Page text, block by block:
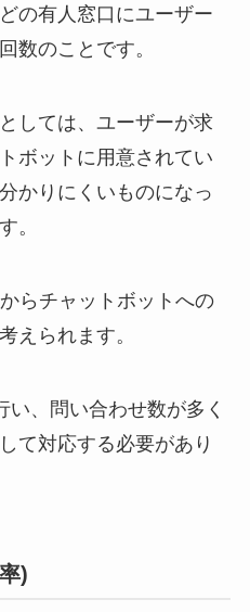
の有人窓口にユーザー
数のことです。
しては、ユーザーが求
ボットに用意されてい
かりにくいものになっ
。
らチャットボットへの
えられます。
い、問い合わせ数が多く
て対応する必要があり
)